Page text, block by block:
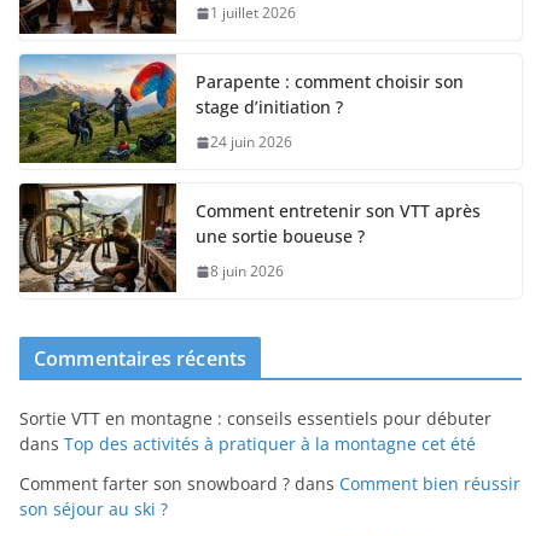
1 juillet 2026
Parapente : comment choisir son
stage d’initiation ?
24 juin 2026
Comment entretenir son VTT après
une sortie boueuse ?
8 juin 2026
Commentaires récents
Sortie VTT en montagne : conseils essentiels pour débuter
dans Top des activités à pratiquer à la montagne cet été
Comment farter son snowboard ? dans Comment bien réussir
son séjour au ski ?